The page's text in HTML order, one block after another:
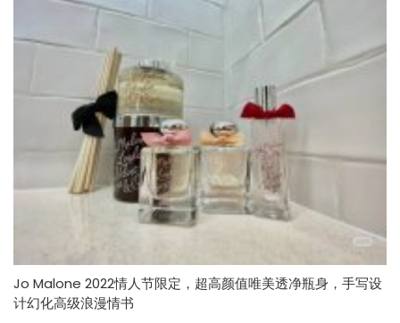
Jo Malone 2022情人节限定，超高颜值唯美透净瓶身，手写设
计幻化高级浪漫情书